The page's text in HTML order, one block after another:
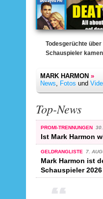
Todesgerüchte über
Schauspieler
MARK HARMON »
News, Fotos und
Top-News
PROMI-TRENNUNGEN
Ist Mark Harmon
GELDRANGLISTE 7.
Mark Harmon ist
Schauspieler 2026